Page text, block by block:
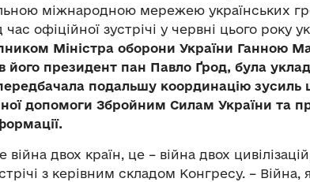
міжнародною мережею українських
офіційної зустрічі у червні цього року
Міністра оборони України Ганною
його президент пан Павло Ґрод, була
подальшу координацію
допомоги Збройним Силам України та
війна двох країн, це – війна двох
з керівним складом Конгресу. – Війна,